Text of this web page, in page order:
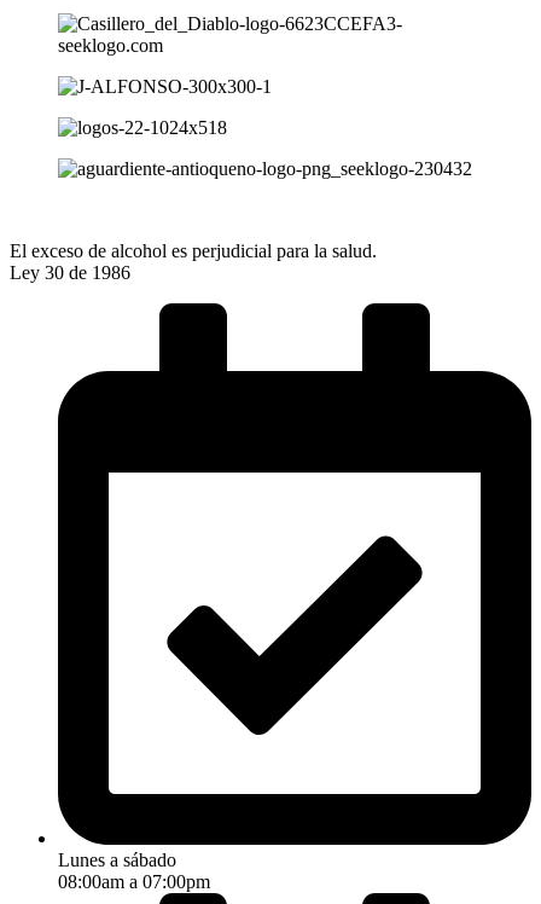
El exceso de alcohol es perjudicial para la salud.
Ley 30 de 1986
Lunes a sábado
08:00am a 07:00pm